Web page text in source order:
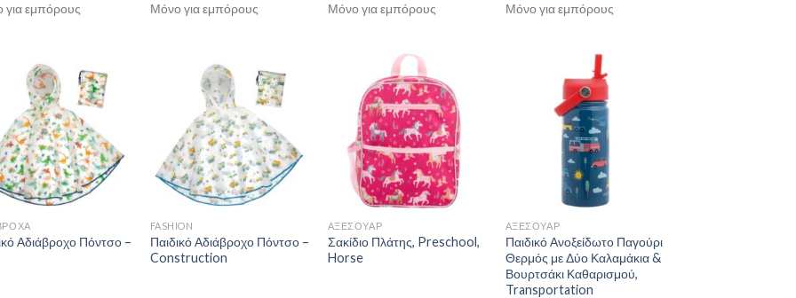
για εμπόρους Μόνο για εμπόρους Μόνο για εμπόρους
Μόνο για εμπόρους
Αδιάβροχο Πόντσο –
FASHION
Παιδικό Αδιάβροχο Πόντσο –
Construction
ΑΞΕΣΟΥΑΡ
Σακίδιο Πλάτης, Preschool,
Horse
ΑΞΕΣΟΥΑΡ
Παιδικό Ανοξείδωτο Παγούρι
Θερμός με Δύο Καλαμάκια &
Βουρτσάκι Καθαρισμού,
Transportation